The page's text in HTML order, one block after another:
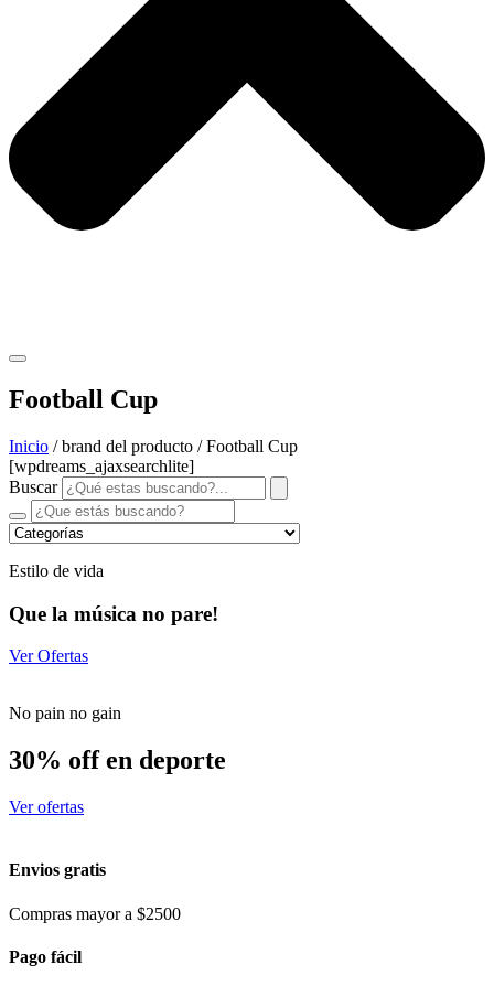
Football Cup
Inicio / brand del producto / Football Cup
[wpdreams_ajaxsearchlite]
Buscar
Estilo de vida
Que la música no pare!
Ver Ofertas
No pain no gain
30% off en deporte
Ver ofertas
Envios gratis
Compras mayor a $2500
Pago fácil